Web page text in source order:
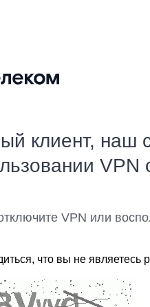
клиент, наш
VPN
VPN или
что вы не являетесь